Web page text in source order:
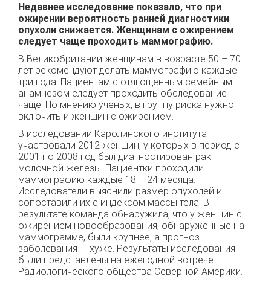
Недавнее исследование показало, что при
ожирении вероятность ранней диагностики
опухоли снижается. Женщинам с ожирением
следует чаще проходить маммографию.
В Великобритании женщинам в возрасте 50 – 70
лет рекомендуют делать маммографию каждые
три года. Пациентам с отягощенным семейным
анамнезом следует проходить обследование
чаще. По мнению ученых, в группу риска нужно
включить и женщин с ожирением.
В исследовании Каролинского института
участвовали 2012 женщин, у которых в период с
2001 по 2008 год был диагностирован рак
молочной железы. Пациентки проходили
маммографию каждые 18 – 24 месяца.
Исследователи выяснили размер опухолей и
сопоставили их с индексом массы тела. В
результате команда обнаружила, что у женщин с
ожирением новообразования, обнаруженные на
маммограмме, были крупнее, а прогноз
заболевания — хуже. Результаты исследования
были представлены на ежегодной встрече
Радиологического общества Северной Америки.